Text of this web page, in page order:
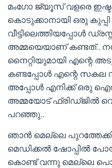
മംഗോ ജ്യൂസ് വളരെ
കൊടുക്കാനായി ഒരു
വീട്ടിലെത്തിയപ്പോൾ
അമ്മയെയാണ് കണ്ടത്..
നൈറ്റിയുമായി എന്റെ
കണ്ടപ്പോൾ എന്റെ സകല
അപ്പോൾ എനിക്ക് ഒരു
അമ്മയോട് ഫ്രിഡ്ജിൽ
പറഞ്ഞു..
ഞാൻ മെല്ലെ
മെഡിക്കൽ ഷോപ്പിൽ
കൊണ്ട് വന്നു മെല്ലെ